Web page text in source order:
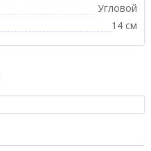
Угловой
14 см